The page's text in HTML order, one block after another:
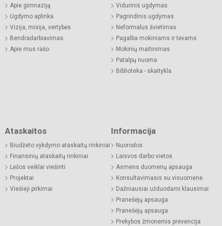
Apie gimnaziją
Ugdymo aplinka
Vizija, misija, vertybės
Bendradarbiavimas
Apie mus rašo
Vidurinis ugdymas
Pagrindinis ugdymas
Neformalus švietimas
Pagalba mokiniams ir tėvams
Mokinių maitinimas
Patalpų nuoma
Biblioteka - skaitykla
Ataskaitos
Biudžeto vykdymo ataskaitų rinkiniai
Finansinių ataskaitų rinkiniai
Lėšos veiklai viešinti
Projektai
Viešieji pirkimai
Informacija
Nuorodos
Laisvos darbo vietos
Asmens duomenų apsauga
Konsultavimasis su visuomene
Dažniausiai užduodami klausimai
Pranešėjų apsauga
Pranešėjų apsauga
Prekybos žmonėmis prevencija